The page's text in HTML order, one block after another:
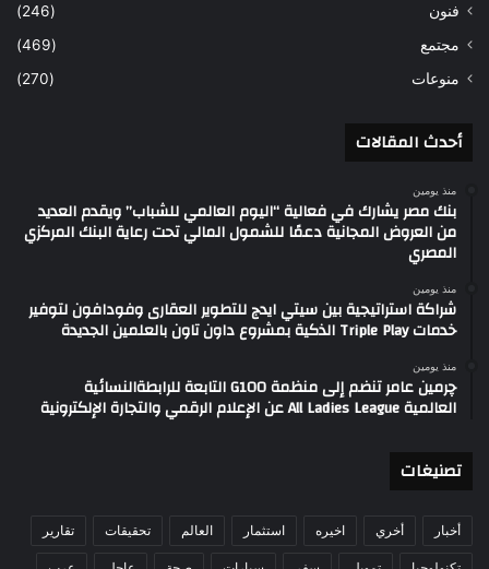
فنون
(246)
مجتمع
(469)
منوعات
(270)
أحدث المقالات
منذ يومين
بنك مصر يشارك في فعالية “اليوم العالمي للشباب” ويقدم العديد
من العروض المجانية دعمًا للشمول المالي تحت رعاية البنك المركزي
المصري
منذ يومين
شراكة استراتيجية بين سيتي ايدج للتطوير العقارى وفودافون لتوفير
خدمات Triple Play الذكية بمشروع داون تاون بالعلمين الجديدة
منذ يومين
چرمين عامر تنضم إلى منظمة G100 التابعة للرابطةالنسائية
العالمية All Ladies League عن الإعلام الرقمي والتجارة الإلكترونية
تصنيغات
أخبار أخري اخيره استثمار العالم تحقيقات تقارير